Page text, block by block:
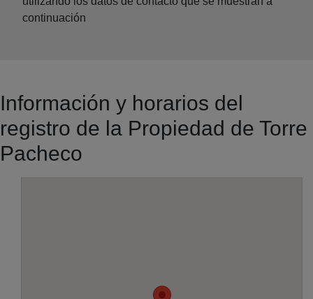
continuación
Información y horarios del
registro de la Propiedad de Torre
Pacheco